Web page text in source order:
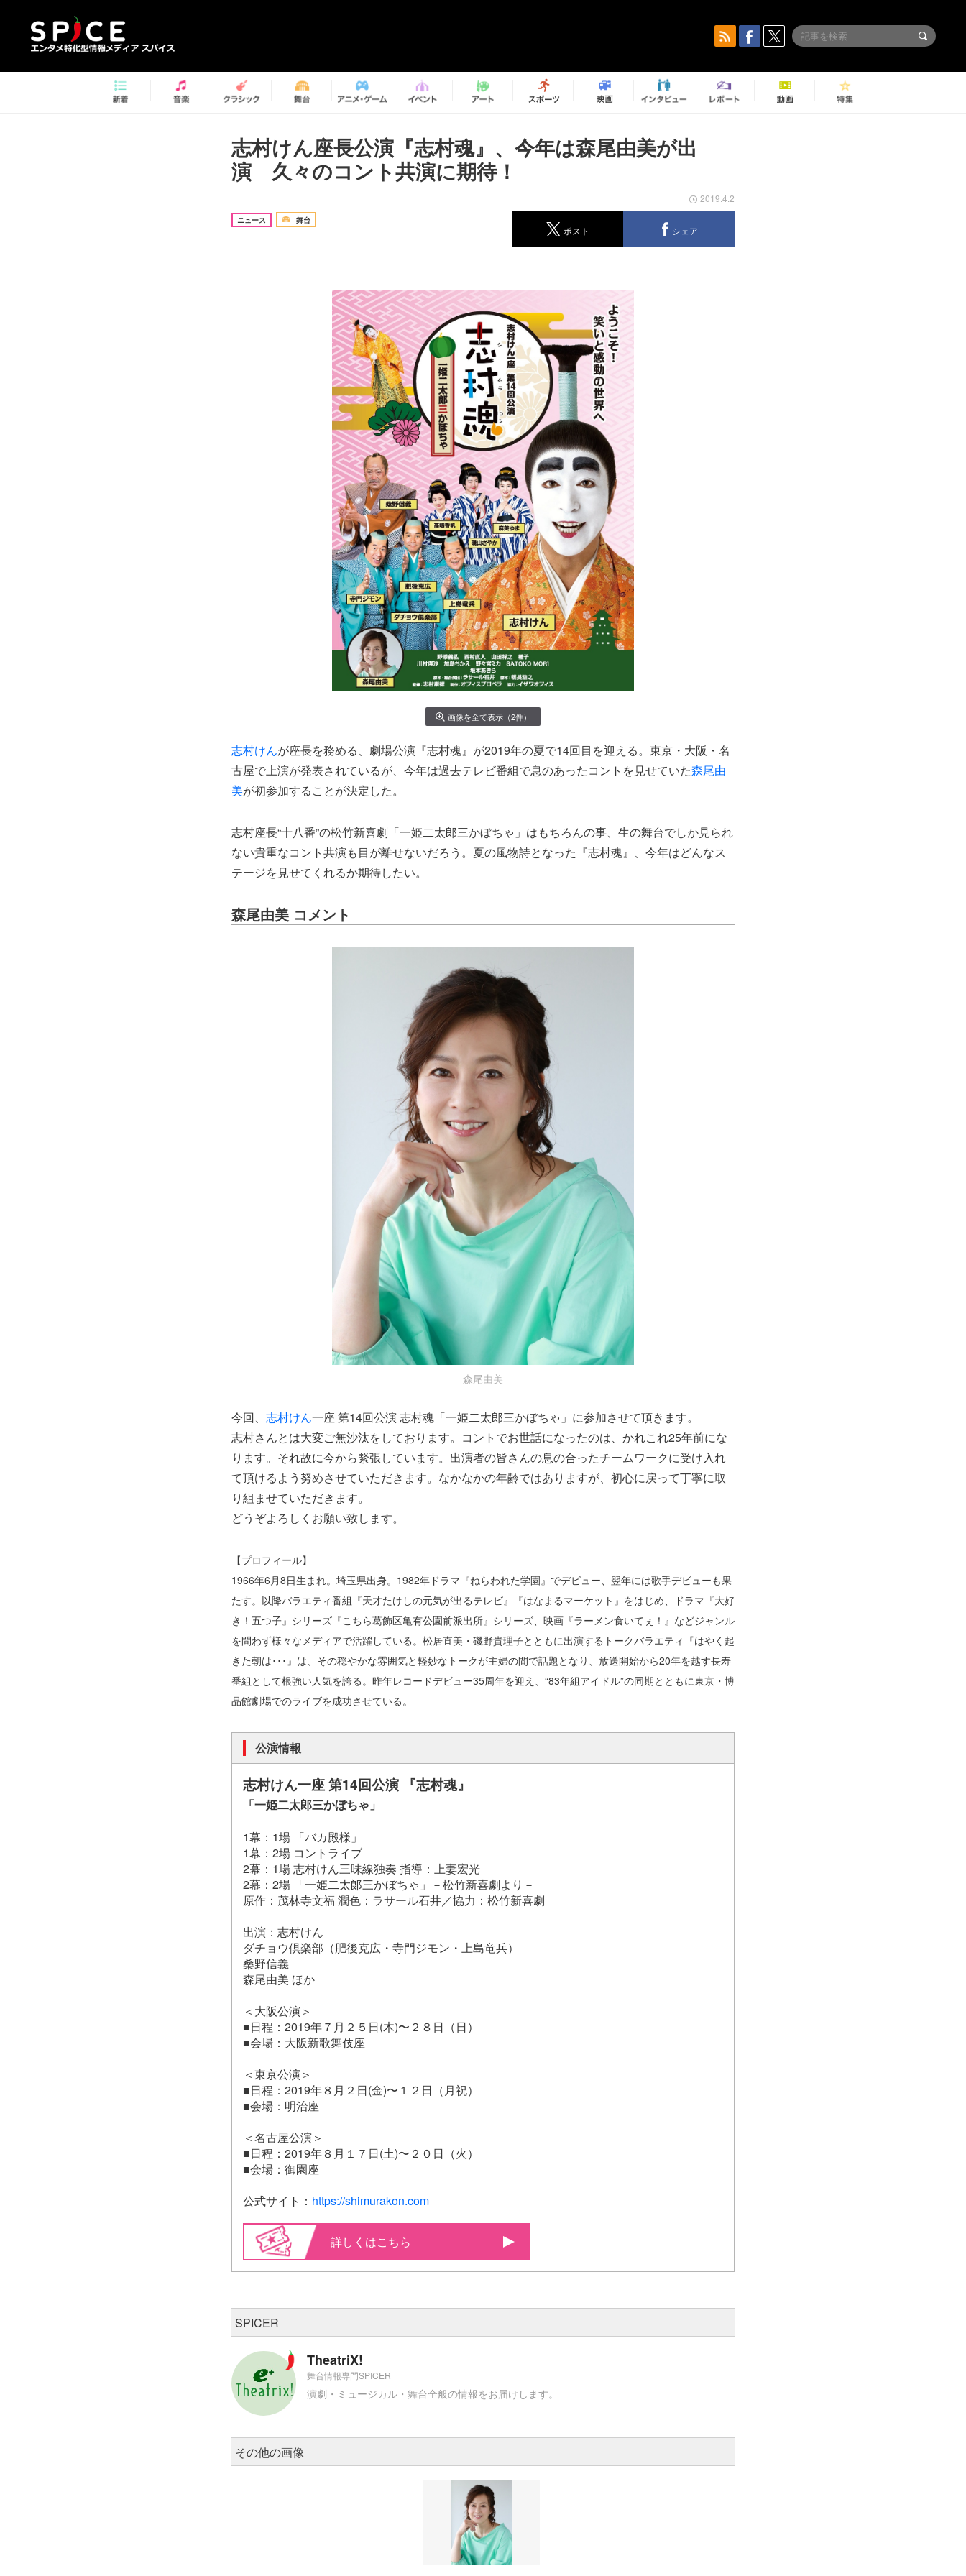
志村けん座長公演『志村魂』、今年は森尾由美が出
演 久々のコント共演に期待！
ニュース 舞台
2019.4.2
ポスト シェア
画像を全て表示（2件）
志村けんが座長を務める、劇場公演『志村魂』が2019年の夏で14回目を迎える。東京・大阪・名
古屋で上演が発表されているが、今年は過去テレビ番組で息のあったコントを見せていた森尾由
美が初参加することが決定した。
志村座長“十八番”の松竹新喜劇「一姫二太郎三かぼちゃ」はもちろんの事、生の舞台でしか見られ
ない貴重なコント共演も目が離せないだろう。夏の風物詩となった『志村魂』、今年はどんなス
テージを見せてくれるか期待したい。
森尾由美 コメント
森尾由美
今回、 志村けん一座 第14回公演 志村魂「一姫二太郎三かぼちゃ」に参加させて頂きます。
志村さんとは大変ご無沙汰をしております。コントでお世話になったのは、かれこれ25年前にな
ります。それ故に今から緊張しています。出演者の皆さんの息の合ったチームワークに受け入れ
て頂けるよう努めさせていただきます。なかなかの年齢ではありますが、初心に戻って丁寧に取
り組ませていただきます。
どうぞよろしくお願い致します。
【プロフィール】
1966年6月8日生まれ。埼玉県出身。1982年ドラマ『ねらわれた学園』でデビュー、翌年には歌手デビューも果
たす。以降バラエティ番組『天才たけしの元気が出るテレビ』『はなまるマーケット』をはじめ、ドラマ『大好
き！五つ子』シリーズ『こちら葛飾区亀有公園前派出所』シリーズ、映画『ラーメン食いてぇ！』などジャンル
を問わず様々なメディアで活躍している。松居直美・磯野貴理子とともに出演するトークバラエティ『はやく起
きた朝は･･･』は、その穏やかな雰囲気と軽妙なトークが主婦の間で話題となり、放送開始から20年を越す長寿
番組として根強い人気を誇る。昨年レコードデビュー35周年を迎え、“83年組アイドル”の同期とともに東京・博
品館劇場でのライブを成功させている。
公演情報
志村けん一座 第14回公演 『志村魂』
「一姫二太郎三かぼちゃ」
1幕：1場 「バカ殿様」
1幕：2場 コントライブ
2幕：1場 志村けん三味線独奏 指導：上妻宏光
2幕：2場 「一姫二太郞三かぼちゃ」－松竹新喜劇より－
原作：茂林寺文福 潤色：ラサール石井／協力：松竹新喜劇
出演：志村けん
ダチョウ倶楽部（肥後克広・寺門ジモン・上島竜兵）
桑野信義
森尾由美 ほか
＜大阪公演＞
■日程：2019年７月２５日(木)〜２８日（日）
■会場：大阪新歌舞伎座
＜東京公演＞
■日程：2019年８月２日(金)〜１２日（月祝）
■会場：明治座
＜名古屋公演＞
■日程：2019年８月１７日(土)〜２０日（火）
■会場：御園座
公式サイト： https://shimurakon.com
詳しくはこちら
SPICER
TheatriX!
舞台情報専門SPICER
演劇・ミュージカル・舞台全般の情報をお届けします。
その他の画像